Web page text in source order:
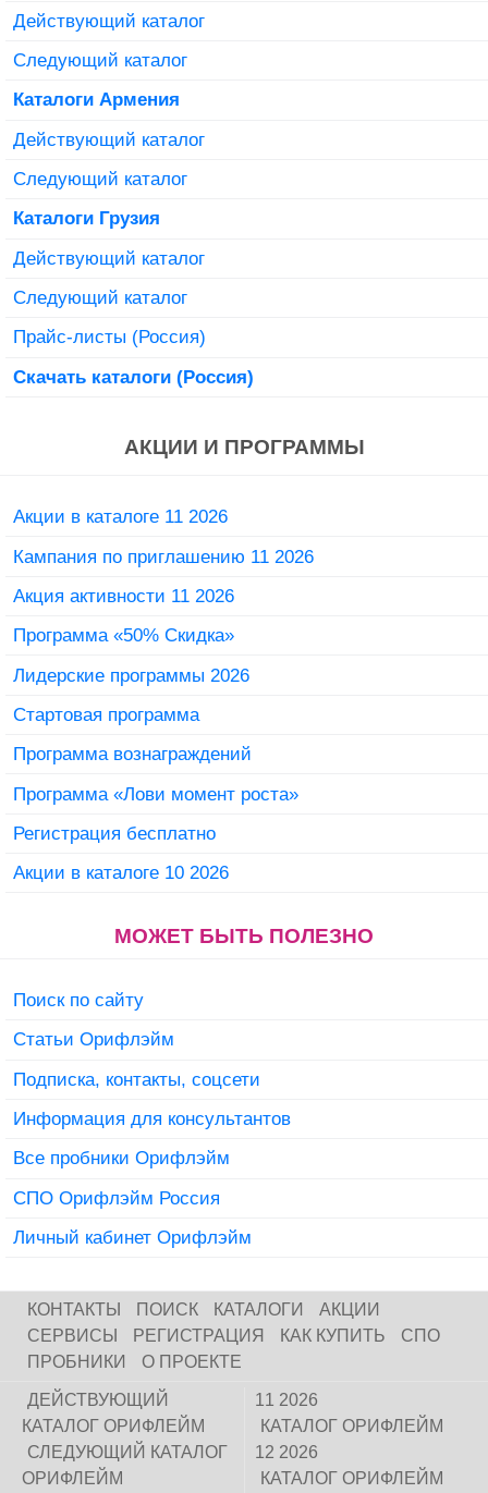
Действующий каталог
Следующий каталог
Каталоги Армения
Действующий каталог
Следующий каталог
Каталоги Грузия
Действующий каталог
Следующий каталог
Прайс-листы (Россия)
Скачать каталоги (Россия)
АКЦИИ И ПРОГРАММЫ
Акции в каталоге 11 2026
Кампания по приглашению 11 2026
Акция активности 11 2026
Программа «50% Скидка»
Лидерские программы 2026
Стартовая программа
Программа вознаграждений
Программа «Лови момент роста»
Регистрация бесплатно
Акции в каталоге 10 2026
МОЖЕТ БЫТЬ ПОЛЕЗНО
Поиск по сайту
Статьи Орифлэйм
Подписка, контакты, соцсети
Информация для консультантов
Все пробники Орифлэйм
СПО Орифлэйм Россия
Личный кабинет Орифлэйм
КОНТАКТЫ ПОИСК КАТАЛОГИ
АКЦИИ
СЕРВИСЫ
РЕГИСТРАЦИЯ КАК КУПИТЬ
СПО
ПРОБНИКИ
О ПРОЕКТЕ
ДЕЙСТВУЮЩИЙ
КАТАЛОГ ОРИФЛЕЙМ
СЛЕДУЮЩИЙ КАТАЛОГ
ОРИФЛЕЙМ
11 2026
КАТАЛОГ ОРИФЛЕЙМ
12 2026
КАТАЛОГ ОРИФЛЕЙМ